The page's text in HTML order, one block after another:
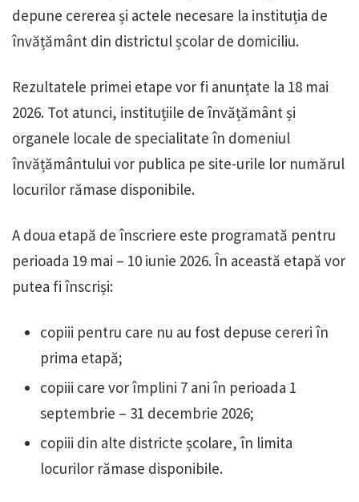
depune cererea și actele necesare la instituția de
învățământ din districtul școlar de domiciliu.
Rezultatele primei etape vor fi anunțate la 18 mai
2026. Tot atunci, instituțiile de învățământ și
organele locale de specialitate în domeniul
învățământului vor publica pe site-urile lor numărul
locurilor rămase disponibile.
A doua etapă de înscriere este programată pentru
perioada 19 mai – 10 iunie 2026. În această etapă vor
putea fi înscriși:
copiii pentru care nu au fost depuse cereri în
prima etapă;
copiii care vor împlini 7 ani în perioada 1
septembrie – 31 decembrie 2026;
copiii din alte districte școlare, în limita
locurilor rămase disponibile.